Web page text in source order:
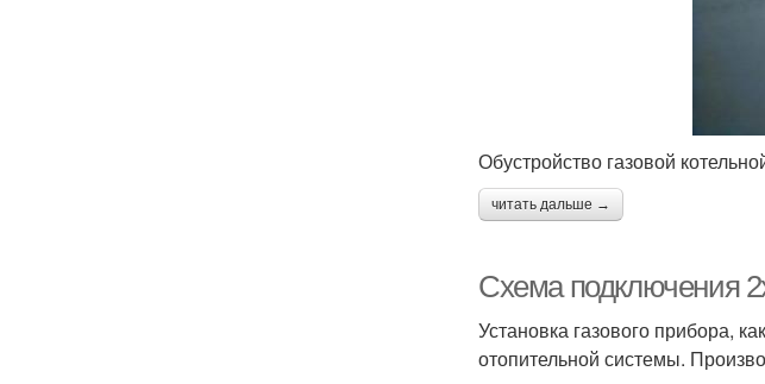
Обустройство газовой
читать дальше →
Схема подключения
Установка газового прибора,
отопительной системы.